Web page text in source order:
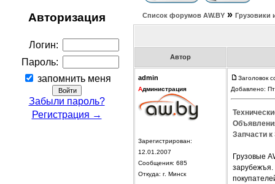
Авторизация
Логин:
Пароль:
запомнить меня
Забыли пароль?
Регистрация →
Список форумов АW.BY » Грузовики
Автор
admin
Администрация
Зарегистрирован:
12.01.2007
Сообщения: 685
Откуда: г. Минск
Заголовок
Добавлено:
Запчасти
Грузовые
зарубежъя.